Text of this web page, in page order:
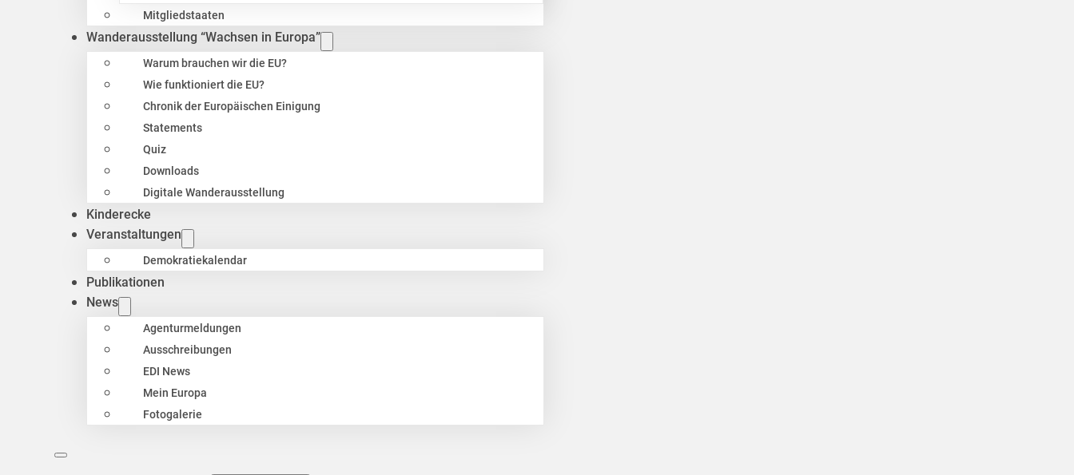
Mitgliedstaaten
Wanderausstellung “Wachsen in Europa”
Warum brauchen wir die EU?
Wie funktioniert die EU?
Chronik der Europäischen Einigung
Statements
Quiz
Downloads
Digitale Wanderausstellung
Kinderecke
Veranstaltungen
Demokratiekalendar
Publikationen
News
Agenturmeldungen
Ausschreibungen
EDI News
Mein Europa
Fotogalerie